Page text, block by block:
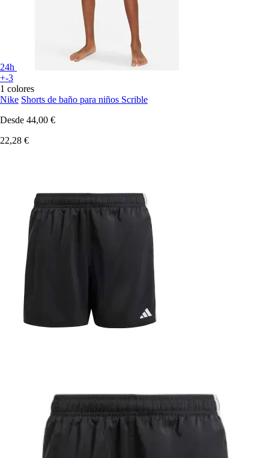
24h
+-3
1 colores
Nike Shorts de baño para niños Scrible
Desde 44,00 €
22,28 €